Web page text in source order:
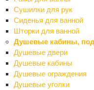
Сушилки для рук
Сиденья для ванной
Шторки для ванной
Душевые кабины,
Душевые двери
Душевые кабины
Душевые ограждения
Душевые уголки
Гипсокартон и профиля
Назад
Гипсокартон и профиля
Гипсокартон
Профиля для гипсокартона
Сетки армирующие
Соединители для
Заборные секции,